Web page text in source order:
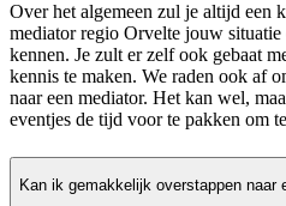
Over het algemeen zul je altijd een
mediator regio Orvelte jouw situatie
kennen. Je zult er zelf ook gebaat
kennis te maken. We raden ook af
naar een mediator. Het kan wel,
eventjes de tijd voor te pakken om
Kan ik gemakkelijk overstappen naar